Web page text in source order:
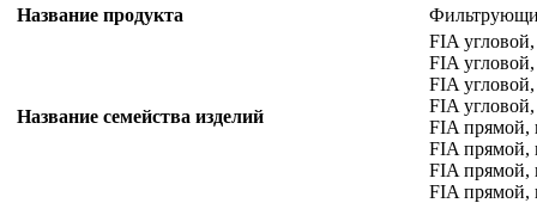
Название продукта
Название семейства изделий
FIA
FIA
FIA
FIA
FIA прямой,
FIA прямой,
FIA прямой,
FIA прямой,